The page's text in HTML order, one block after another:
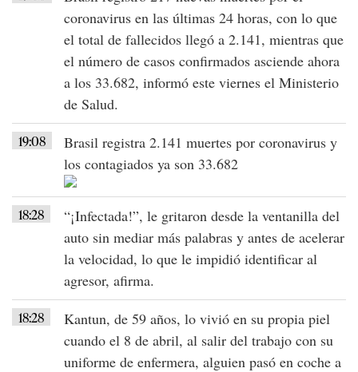
coronavirus en las últimas 24 horas, con lo que
el total de fallecidos llegó a 2.141, mientras que
el número de casos confirmados asciende ahora
a los 33.682, informó este viernes el Ministerio
de Salud.
19:08
Brasil registra 2.141 muertes por coronavirus y
los contagiados ya son 33.682
18:28
“¡Infectada!”, le gritaron desde la ventanilla del
auto sin mediar más palabras y antes de acelerar
la velocidad, lo que le impidió identificar al
agresor, afirma.
18:28
Kantun, de 59 años, lo vivió en su propia piel
cuando el 8 de abril, al salir del trabajo con su
uniforme de enfermera, alguien pasó en coche a